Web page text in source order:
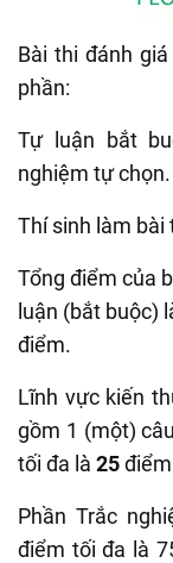
Bài thi đánh
phần:
Tự luận bắt
nghiệm tự chọn.
Thí sinh làm bài
Tổng điểm của
luận (bắt buộc)
điểm.
Lĩnh vực kiến
gồm 1 (một)
tối đa là 25
Phần Trắc
điểm tối đa là